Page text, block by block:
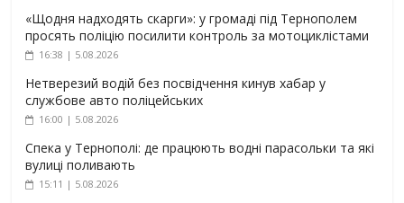
«Щодня надходять скарги»: у громаді під Тернополем
просять поліцію посилити контроль за мотоциклістами
16:38 | 5.08.2026
Нетверезий водій без посвідчення кинув хабар у
службове авто поліцейських
16:00 | 5.08.2026
Спека у Тернополі: де працюють водні парасольки та які
вулиці поливають
15:11 | 5.08.2026